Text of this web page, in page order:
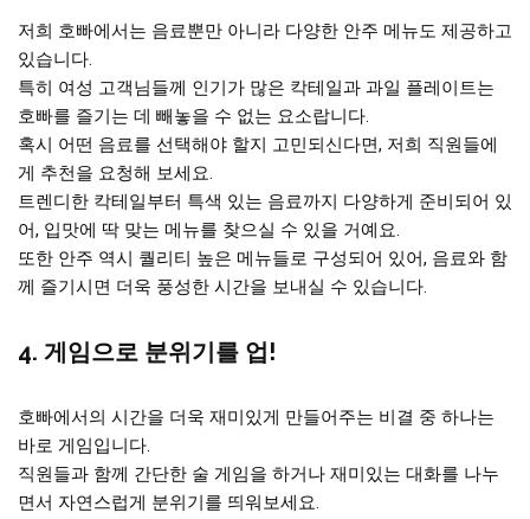
저희 호빠에서는 음료뿐만 아니라 다양한 안주 메뉴도 제공하고
있습니다.
특히 여성 고객님들께 인기가 많은 칵테일과 과일 플레이트는
호빠를 즐기는 데 빼놓을 수 없는 요소랍니다.
혹시 어떤 음료를 선택해야 할지 고민되신다면, 저희 직원들에
게 추천을 요청해 보세요.
트렌디한 칵테일부터 특색 있는 음료까지 다양하게 준비되어 있
어, 입맛에 딱 맞는 메뉴를 찾으실 수 있을 거예요.
또한 안주 역시 퀄리티 높은 메뉴들로 구성되어 있어, 음료와 함
께 즐기시면 더욱 풍성한 시간을 보내실 수 있습니다.
4. 게임으로 분위기를 업!
호빠에서의 시간을 더욱 재미있게 만들어주는 비결 중 하나는
바로 게임입니다.
직원들과 함께 간단한 술 게임을 하거나 재미있는 대화를 나누
면서 자연스럽게 분위기를 띄워보세요.